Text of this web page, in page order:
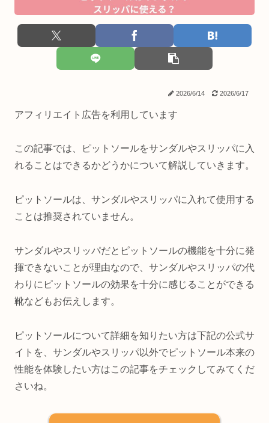
2026/6/14 2026/6/17
アフィリエイト広告を利用しています
この記事では、ピットソールをサンダルやスリッパに入
れることはできるかどうかについて解説していきます。
ピットソールは、サンダルやスリッパに入れて使用する
ことは推奨されていません。
サンダルやスリッパだとピットソールの機能を十分に発
揮できないことが理由なので、サンダルやスリッパの代
わりにピットソールの効果を十分に感じることができる
靴などもお伝えします。
ピットソールについて詳細を知りたい方は下記の公式サ
イトを、サンダルやスリッパ以外でピットソール本来の
性能を体験したい方はこの記事をチェックしてみてくだ
さいね。